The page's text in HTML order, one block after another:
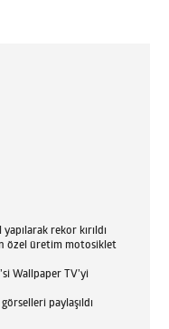
rekor kırıldı
özel üretim motosiklet
Wallpaper TV’yi
paylaşıldı